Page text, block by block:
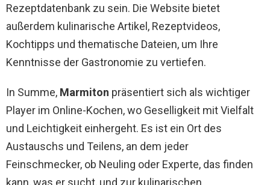
Rezeptdatenbank zu sein. Die Website bietet
außerdem kulinarische Artikel, Rezeptvideos,
Kochtipps und thematische Dateien, um Ihre
Kenntnisse der Gastronomie zu vertiefen.
In Summe, Marmiton präsentiert sich als wichtiger
Player im Online-Kochen, wo Geselligkeit mit Vielfalt
und Leichtigkeit einhergeht. Es ist ein Ort des
Austauschs und Teilens, an dem jeder
Feinschmecker, ob Neuling oder Experte, das finden
kann, was er sucht, und zur kulinarischen